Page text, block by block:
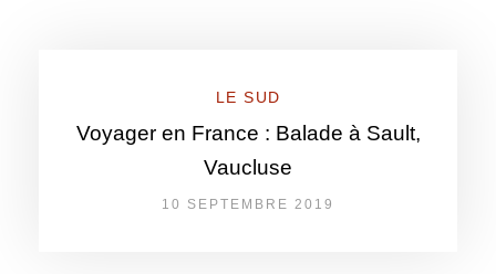
LE SUD
Voyager en France : Balade à Sault,
Vaucluse
10 SEPTEMBRE 2019